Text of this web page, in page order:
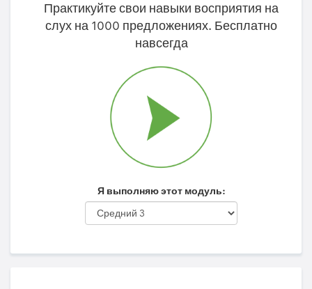
Практикуйте свои навыки восприятия на
слух на 1000 предложениях. Бесплатно
навсегда
Я выполняю этот модуль: